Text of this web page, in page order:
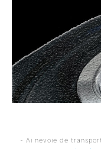
- Ai nevoie de